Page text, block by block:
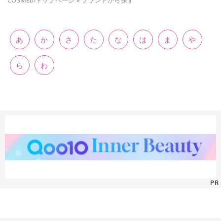
あ か さ た な は ま や
ら わ
PR